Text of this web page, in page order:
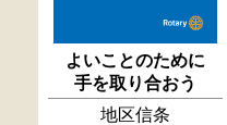
よいことのために
手を取り合おう
地区信条